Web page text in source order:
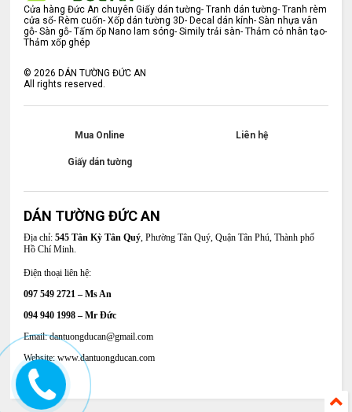
Cửa hàng Đức An chuyên Giấy dán tường- Tranh dán tường- Tranh rèm
cửa sổ- Rèm cuốn- Xốp dán tường 3D- Decal dán kính- Sàn nhựa vân
gỗ- Sàn gỗ- Tấm ốp Nano lam sóng- Simily trải sàn- Thảm cỏ nhân tạo-
Thảm xốp ghép
©2026 DÁN TƯỜNG ĐỨC AN
All rights reserved.
Mua Online Liên hệ
Giấy dán tường
DÁN TƯỜNG ĐỨC AN
Địa chỉ: 545 Tân Kỳ Tân Quý, Phường Tân Quý, Quận Tân Phú, Thành phố
Hồ Chí Minh.
Điện thoại liên hệ:
097 549 2721 – Ms An
094 940 1998 – Mr Đức
Email: dantuongducan@gmail.com
Website: www.dantuongducan.com